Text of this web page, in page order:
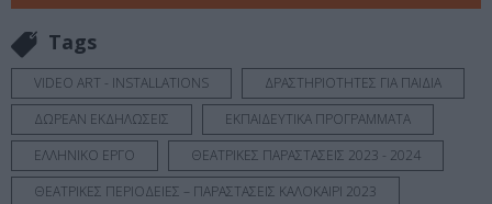
Tags
VIDEO ART - INSTALLATIONS
ΔΡΑΣΤΗΡΙΟΤΗΤΕΣ ΓΙΑ ΠΑΙΔΙΑ
ΔΩΡΕΑΝ ΕΚΔΗΛΩΣΕΙΣ
ΕΚΠΑΙΔΕΥΤΙΚΑ ΠΡΟΓΡΑΜΜΑΤΑ
ΕΛΛΗΝΙΚΟ ΕΡΓΟ
ΘΕΑΤΡΙΚΕΣ ΠΑΡΑΣΤΑΣΕΙΣ 2023 - 2024
ΘΕΑΤΡΙΚΕΣ ΠΕΡΙΟΔΕΙΕΣ – ΠΑΡΑΣΤΑΣΕΙΣ ΚΑΛΟΚΑΙΡΙ 2023